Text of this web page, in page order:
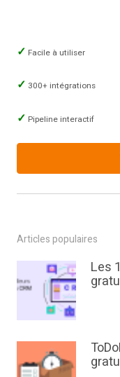
Facile à utiliser
300+ intégrations
Pipeline interactif
Articles populaires
Les